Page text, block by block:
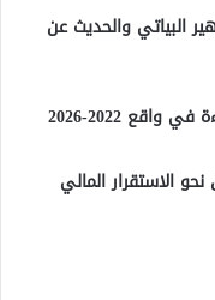
البياتي والحديث عن
2022-2026
الاستقرار المالي